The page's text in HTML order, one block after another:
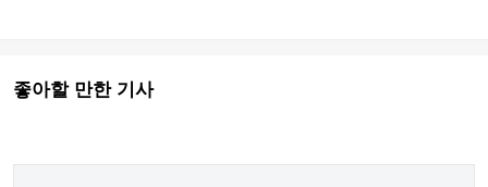
좋아할 만한 기사